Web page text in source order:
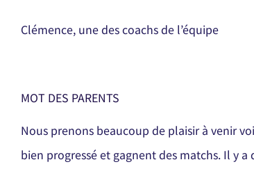
Clémence, une des coachs de l’équipe
MOT DES PARENTS
Nous prenons beaucoup de plaisir à venir
bien progressé et gagnent des matchs. Il y